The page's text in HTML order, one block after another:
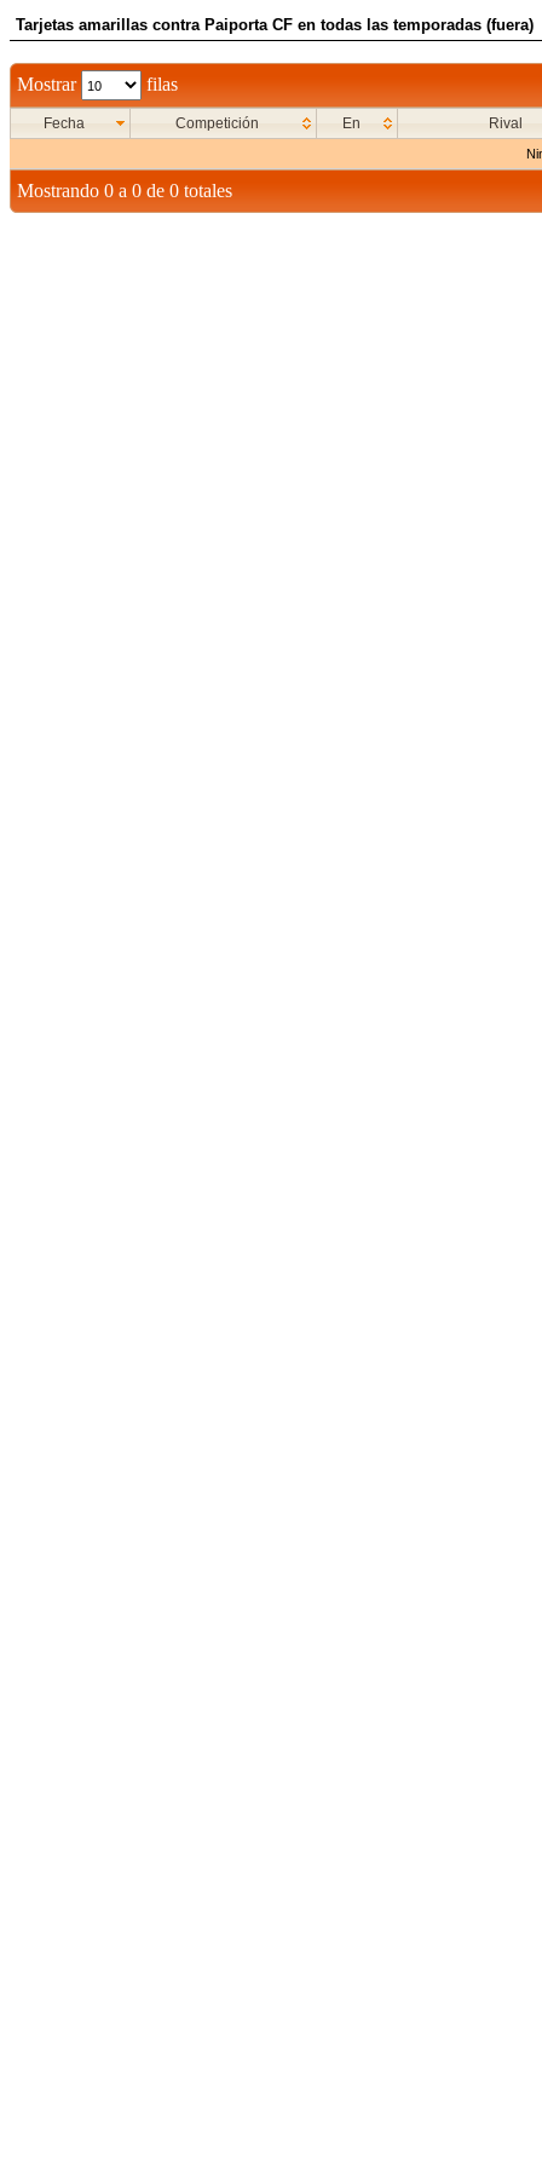
Tarjetas amarillas contra Paiporta CF en todas las temporadas (fuera)
Mostrar filas
Fecha Competición En Rival
Mostrando 0 a 0 de 0 totales